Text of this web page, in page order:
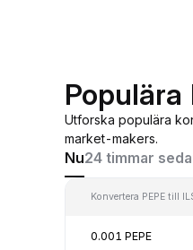
Populära
Utforska populära
market-makers.
Nu24 timmar
Konvertera PEPE till
0.001 PEPE